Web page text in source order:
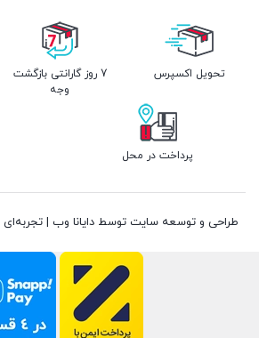
تحویل اکسپرس
7 روز گارانتی بازگشت
وجه
پرداخت در محل
طراحی و توسعه سایت توسط دایانا وب | تجربه‌ای